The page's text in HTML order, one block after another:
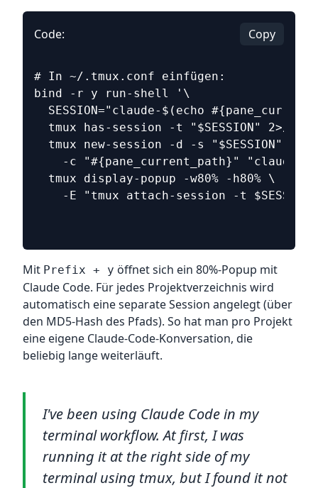
Code: Copy
# In ~/.tmux.conf einfügen:
bind -r y run-shell '\
SESSION="claude-$(echo
tmux has-session -t "$SESSION" 2>/
tmux new-session -d -s "$SESSION" \
-c "#{pane_current_path}" "claude";
tmux display-popup -w80% -h80% \
-E "tmux attach-session -t
Mit Prefix + y öffnet sich ein 80%-Popup mit
Claude Code. Für jedes Projektverzeichnis wird
automatisch eine separate Session angelegt (über
den MD5-Hash des Pfads). So hat man pro Projekt
eine eigene Claude-Code-Konversation, die
beliebig lange weiterläuft.
I've been using Claude Code in my
terminal workflow. At first, I was
running it at the right side of my
terminal using tmux, but I found it not